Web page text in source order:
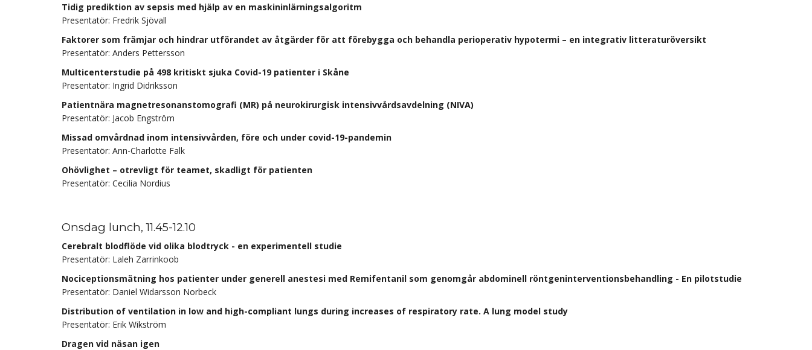
Tidig prediktion av sepsis med hjälp av en maskininlärningsalgoritm
Presentatör: Fredrik Sjövall
Faktorer som främjar och hindrar utförandet av åtgärder för att förebygga och behandla perioperativ hypotermi – en integrativ litteraturöversikt
Presentatör: Anders Pettersson
Multicenterstudie på 498 kritiskt sjuka Covid-19 patienter i Skåne
Presentatör: Ingrid Didriksson
Patientnära magnetresonanstomografi (MR) på neurokirurgisk intensivvårdsavdelning (NIVA)
Presentatör: Jacob Engström
Missad omvårdnad inom intensivvården, före och under covid-19-pandemin
Presentatör: Ann-Charlotte Falk
Ohövlighet – otrevligt för teamet, skadligt för patienten
Presentatör: Cecilia Nordius
Onsdag lunch, 11.45-12.10
Cerebralt blodflöde vid olika blodtryck - en experimentell studie
Presentatör: Laleh Zarrinkoob
Nociceptionsmätning hos patienter under generell anestesi med Remifentanil som genomgår abdominell röntgeninterventionsbehandling - En pilotstudie
Presentatör: Daniel Widarsson Norbeck
Distribution of ventilation in low and high-compliant lungs during increases of respiratory rate. A lung model study
Presentatör: Erik Wikström
Dragen vid näsan igen